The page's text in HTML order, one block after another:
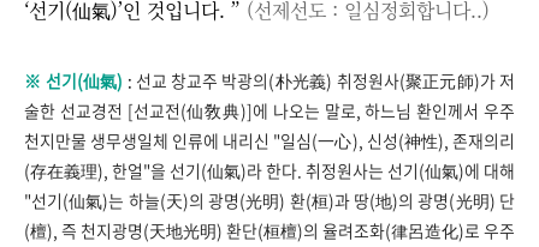
‘선기(仙氣)’인 것입니다. ” (선제선도 : 일심정회합니다..)
※ 선기(仙氣) : 선교 창교주 박광의(朴光義) 취정원사(聚正元師)가 저
술한 선교경전 [선교전(仙敎典)]에 나오는 말로, 하느님 환인께서 우주
천지만물 생무생일체 인류에 내리신 "일심(一心), 신성(神性), 존재의리
(存在義理), 한얼"을 선기(仙氣)라 한다. 취정원사는 선기(仙氣)에 대해
"선기(仙氣)는 하늘(天)의 광명(光明) 환(桓)과 땅(地)의 광명(光明) 단
(檀), 즉 천지광명(天地光明) 환단(桓檀)의 율려조화(律呂造化)로 우주